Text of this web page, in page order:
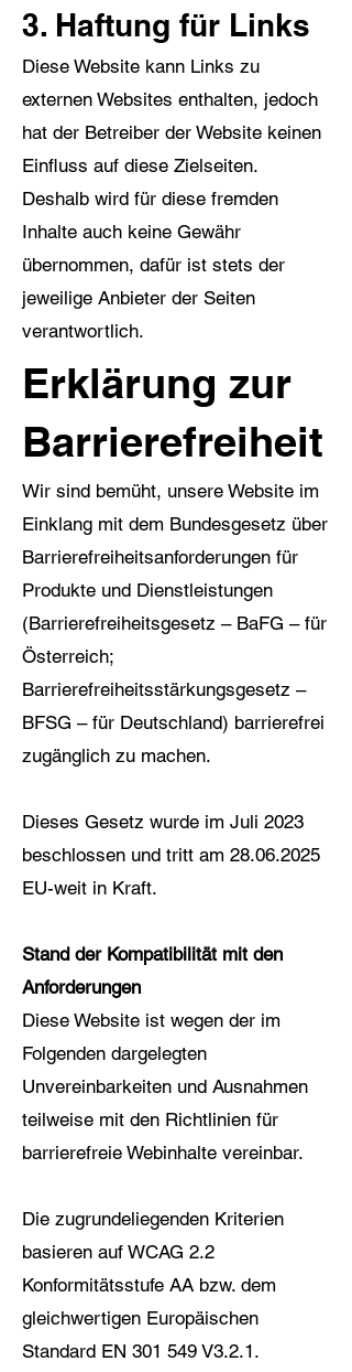
3. Haftung für Links
Diese Website kann Links zu
externen Websites enthalten, jedoch
hat der Betreiber der Website keinen
Einfluss auf diese Zielseiten.
Deshalb wird für diese fremden
Inhalte auch keine Gewähr
übernommen, dafür ist stets der
jeweilige Anbieter der Seiten
verantwortlich.
Erklärung zur
Barrierefreiheit
Wir sind bemüht, unsere Website im
Einklang mit dem Bundesgesetz über
Barrierefreiheitsanforderungen für
Produkte und Dienstleistungen
(Barrierefreiheitsgesetz – BaFG – für
Österreich;
Barrierefreiheitsstärkungsgesetz –
BFSG – für Deutschland) barrierefrei
zugänglich zu machen.
Dieses Gesetz wurde im Juli 2023
beschlossen und tritt am28.06.2025
EU-weit in Kraft.
Stand der Kompatibilität mit den
Anforderungen
Diese Website ist wegen der im
Folgenden dargelegten
Unvereinbarkeiten und Ausnahmen
teilweise mit den Richtlinien für
barrierefreie Webinhalte vereinbar.
Die zugrundeliegenden Kriterien
basieren auf WCAG 2.2
Konformitätsstufe AA bzw. dem
gleichwertigen Europäischen
Standard EN 301 549 V3.2.1.